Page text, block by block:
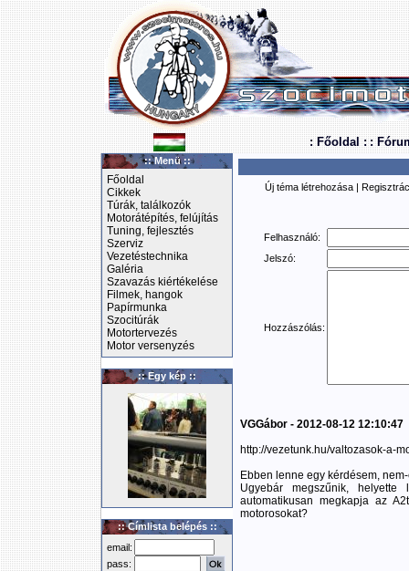
: Főoldal : :
:: Menü ::
Főoldal
Cikkek
Túrák, találkozók
Motorátépítés, felújítás
Tuning, fejlesztés
Szerviz
Vezetéstechnika
Galéria
Szavazás kiértékelése
Filmek, hangok
Papírmunka
Szocitúrák
Motortervezés
Motor versenyzés
:: Egy kép ::
:: Címlista belépés ::
email:
pass:
Új téma létrehozása |
Felhasználó:
Jelszó:
Hozzászólás:
VGGábor - 2012-08-12 12:10:47
http://vezetunk.hu/valtozasok-a-
Ebben lenne egy kérdésem,
Ugyebár megszűnik,
automatikusan megkapja az
motorosokat?